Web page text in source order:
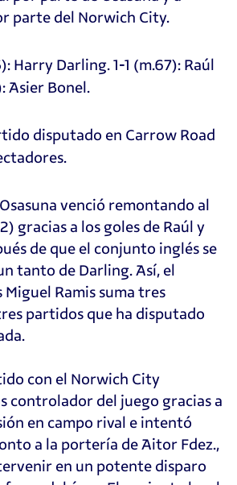
parte del Norwich City.
Harry Darling. 1-1 (m.67): Raúl
Asier Bonel.
disputado en Carrow Road
venció remontando al
gracias a los goles de Raúl y
de que el conjunto inglés se
tanto de Darling. Así, el
Ramis suma tres
partidos que ha disputado
con el Norwich City
controlador del juego gracias a
en campo rival e intentó
a la portería de Aitor Fdez.,
en un potente disparo